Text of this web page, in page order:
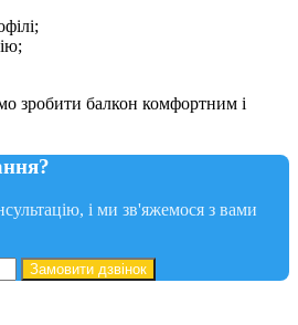
зробити балкон комфортним і
і ми зв'яжемося з вами
Замовити дзвінок